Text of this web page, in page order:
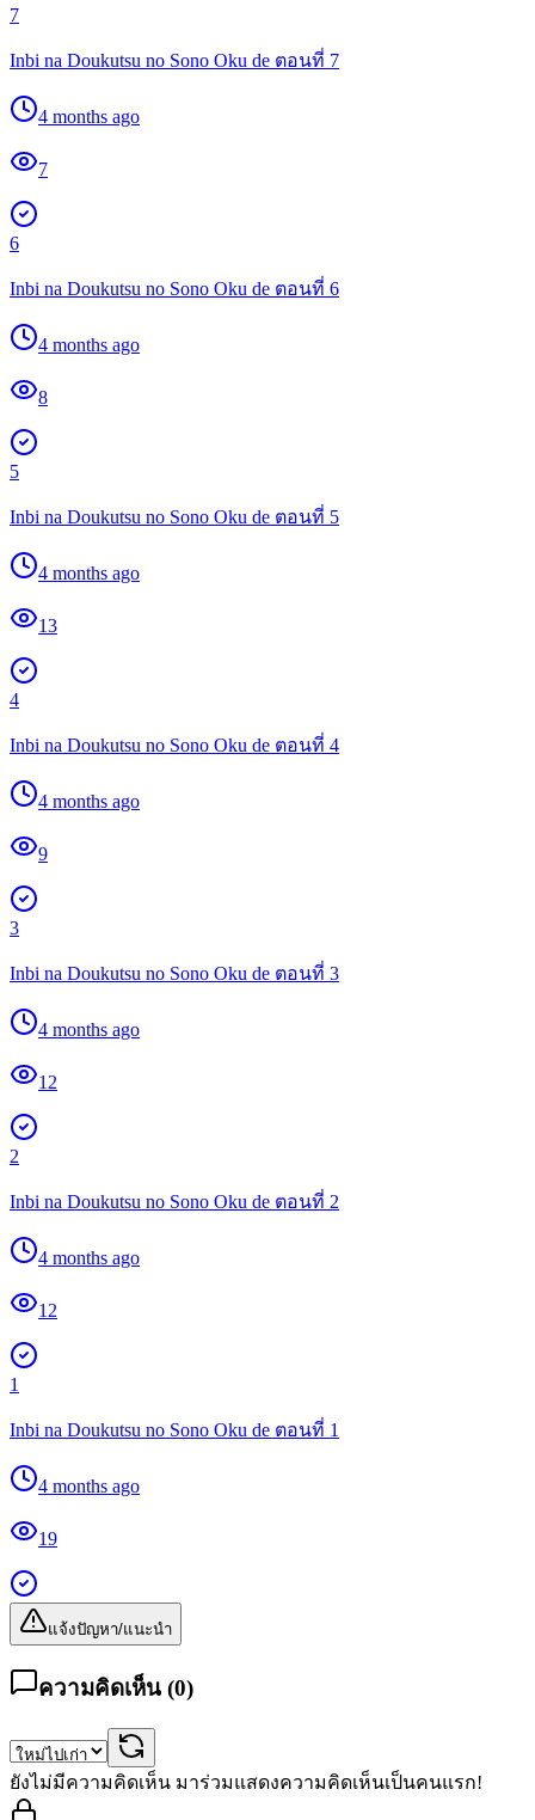
7
Inbi na Doukutsu no Sono Oku de ตอนที่ 7
4 months ago
7
6
Inbi na Doukutsu no Sono Oku de ตอนที่ 6
4 months ago
8
5
Inbi na Doukutsu no Sono Oku de ตอนที่ 5
4 months ago
13
4
Inbi na Doukutsu no Sono Oku de ตอนที่ 4
4 months ago
9
3
Inbi na Doukutsu no Sono Oku de ตอนที่ 3
4 months ago
12
2
Inbi na Doukutsu no Sono Oku de ตอนที่ 2
4 months ago
12
1
Inbi na Doukutsu no Sono Oku de ตอนที่ 1
4 months ago
19
แจ้งปัญหา/แนะนำ
ความคิดเห็น (0)
ยังไม่มีความคิดเห็น มาร่วมแสดงความคิดเห็นเป็นคนแรก!